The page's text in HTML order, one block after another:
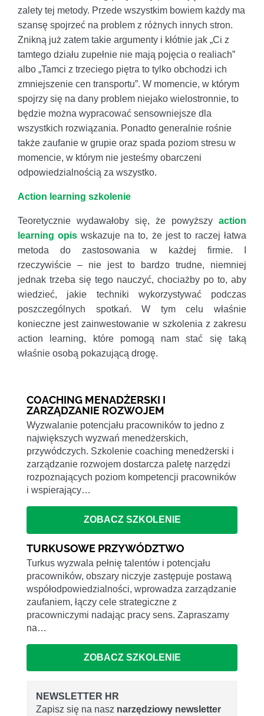
zalety tej metody. Przede wszystkim bowiem każdy ma
szansę spojrzeć na problem z różnych innych stron.
Znikną już zatem takie argumenty i kłótnie jak „Ci z
tamtego działu zupełnie nie mają pojęcia o realiach”
albo „Tamci z trzeciego piętra to tylko obchodzi ich
zmniejszenie cen transportu”. W momencie, w którym
spojrzy się na dany problem niejako wielostronnie, to
będzie można wypracować sensowniejsze dla
wszystkich rozwiązania. Ponadto generalnie rośnie
także zaufanie w grupie oraz spada poziom stresu w
momencie, w którym nie jesteśmy obarczeni
odpowiedzialnością za wszystko.
Action learning szkolenie
Teoretycznie wydawałoby się, że powyższy action
learning opis wskazuje na to, że jest to raczej łatwa
metoda do zastosowania w każdej firmie. I
rzeczywiście – nie jest to bardzo trudne, niemniej
jednak trzeba się tego nauczyć, chociażby po to, aby
wiedzieć, jakie techniki wykorzystywać podczas
poszczególnych spotkań. W tym celu właśnie
konieczne jest zainwestowanie w szkolenia z zakresu
action learning, które pomogą nam stać się taką
właśnie osobą pokazującą drogę.
COACHING MENADŻERSKI I
ZARZĄDZANIE ROZWOJEM
Wyzwalanie potencjału pracowników to jedno z
największych wyzwań menedżerskich,
przywódczych. Szkolenie coaching menedżerski i
zarządzanie rozwojem dostarcza paletę narzędzi
rozpoznających poziom kompetencji pracowników
i wspierający…
ZOBACZ SZKOLENIE
TURKUSOWE PRZYWÓDZTWO
Turkus wyzwala pełnię talentów i potencjału
pracowników, obszary niczyje zastępuje postawą
współodpowiedzialności, wprowadza zarządzanie
zaufaniem, łączy cele strategiczne z
pracowniczymi nadając pracy sens. Zapraszamy
na…
ZOBACZ SZKOLENIE
NEWSLETTER HR
Zapisz się na nasz narzędziowy newsletter